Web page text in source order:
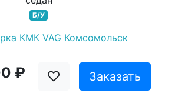
Б/У
КМК VAG Комсомольск
₽ Заказать